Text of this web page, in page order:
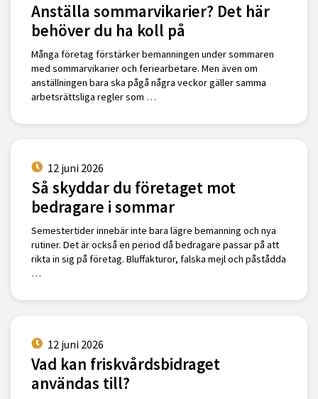
Anställa sommarvikarier? Det här
behöver du ha koll på
Många företag förstärker bemanningen under sommaren
med sommarvikarier och feriearbetare. Men även om
anställningen bara ska pågå några veckor gäller samma
arbetsrättsliga regler som …
12 juni 2026
Så skyddar du företaget mot
bedragare i sommar
Semestertider innebär inte bara lägre bemanning och nya
rutiner. Det är också en period då bedragare passar på att
rikta in sig på företag. Bluffakturor, falska mejl och påstådda
…
12 juni 2026
Vad kan friskvårdsbidraget
användas till?